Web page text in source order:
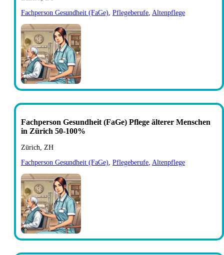
Fachperson Gesundheit (FaGe), Pflegeberufe, Altenpflege
Fachperson Gesundheit (FaGe) Pflege älterer Menschen
in Zürich 50-100%
Zürich, ZH
Fachperson Gesundheit (FaGe), Pflegeberufe, Altenpflege